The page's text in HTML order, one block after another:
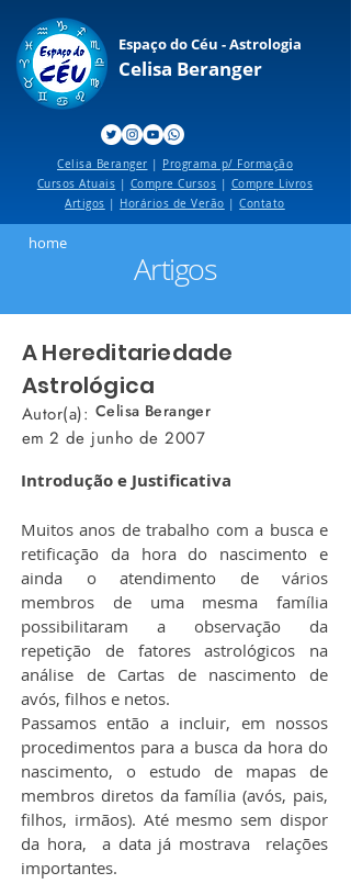
Espaço do Céu - Astrologia
Celisa Beranger
Celisa Beranger | Programa p/ Formação
Cursos Atuais | Compre Cursos | Compre Livros
Artigos | Horários de Verão |Contato
home
Artigos
A Hereditariedade
Astrológica
Autor(a): Celisa Beranger
em 2 de junho de 2007
Introdução e Justificativa
Muitos anos de trabalho com a busca e
retificação da hora do nascimento e
ainda o atendimento de vários
membros de uma mesma família
possibilitaram a observação da
repetição de fatores astrológicos na
análise de Cartas de nascimento de
avós, filhos e netos.
Passamos então a incluir, em nossos
procedimentos para a busca da hora do
nascimento, o estudo de mapas de
membros diretos da família (avós, pais,
filhos, irmãos). Até mesmo sem dispor
da hora,  a data já mostrava  relações
importantes.